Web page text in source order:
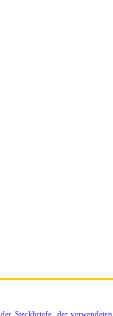
Steckbriefe, der